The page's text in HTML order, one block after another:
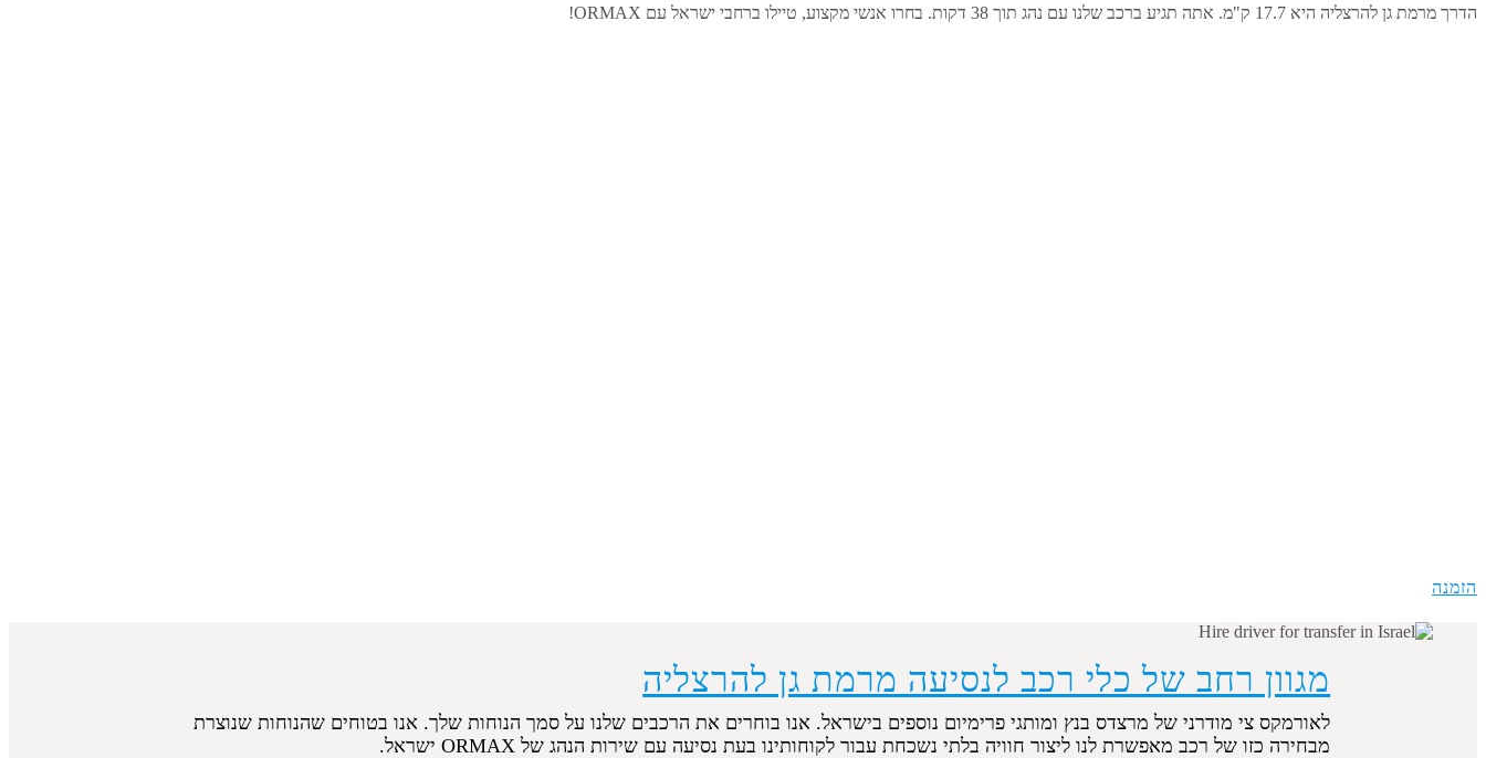
הדרך מרמת גן להרצליה היא 17.7 ק"מ. אתה תגיע ברכב שלנו עם נהג תוך 38 דקות. בחרו אנשי מקצוע, טיילו ברחבי ישראל עם ORMAX!
הזמנה
מגוון רחב של כלי רכב לנסיעה מרמת גן להרצליה
לאורמקס צי מודרני של מרצדס בנץ ומותגי פרימיום נוספים בישראל. אנו בוחרים את הרכבים שלנו על סמך הנוחות שלך. אנו בטוחים שהנוחות שנוצרת
מבחירה כזו של רכב מאפשרת לנו ליצור חוויה בלתי נשכחת עבור לקוחותינו בעת נסיעה עם שירות הנהג של ORMAX ישראל.